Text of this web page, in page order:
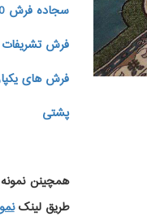
سجاده فرش 440 شانه تراکم 880
فرش
فرش های
پشتی
همچینن
طریق لینک